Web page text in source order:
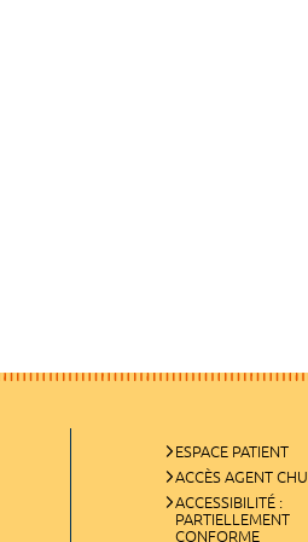
ESPACE PATIENT
ACCÈS AGENT CHU
ACCESSIBILITÉ :
PARTIELLEMENT
CONFORME